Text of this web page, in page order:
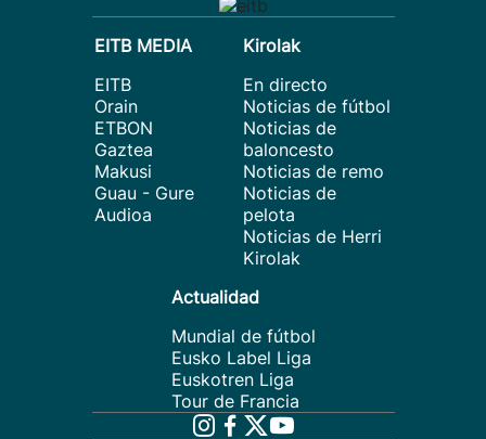
EITB MEDIA
EITB
Orain
ETBON
Gaztea
Makusi
Guau - Gure
Audioa
Kirolak
En directo
Noticias de fútbol
Noticias de
baloncesto
Noticias de remo
Noticias de
pelota
Noticias de Herri
Kirolak
Actualidad
Mundial de fútbol
Eusko Label Liga
Euskotren Liga
Tour de Francia